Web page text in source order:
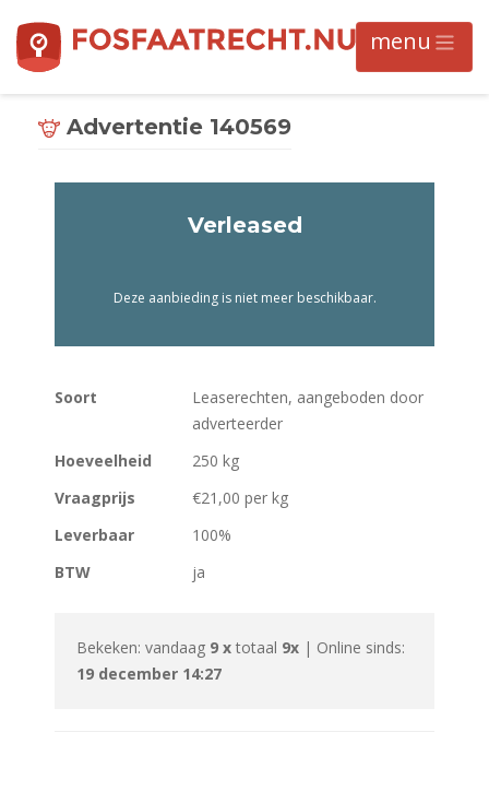
Advertentie 140569
Soort
Leaserechten, aangeboden door
adverteerder
Hoeveelheid
250 kg
Vraagprijs
€21,00 per kg
Leverbaar
100%
BTW
ja
Bekeken: vandaag 9 x totaal 9x | Online sinds:
19 december 14:27
Verleased
Deze aanbieding is niet meer beschikbaar.